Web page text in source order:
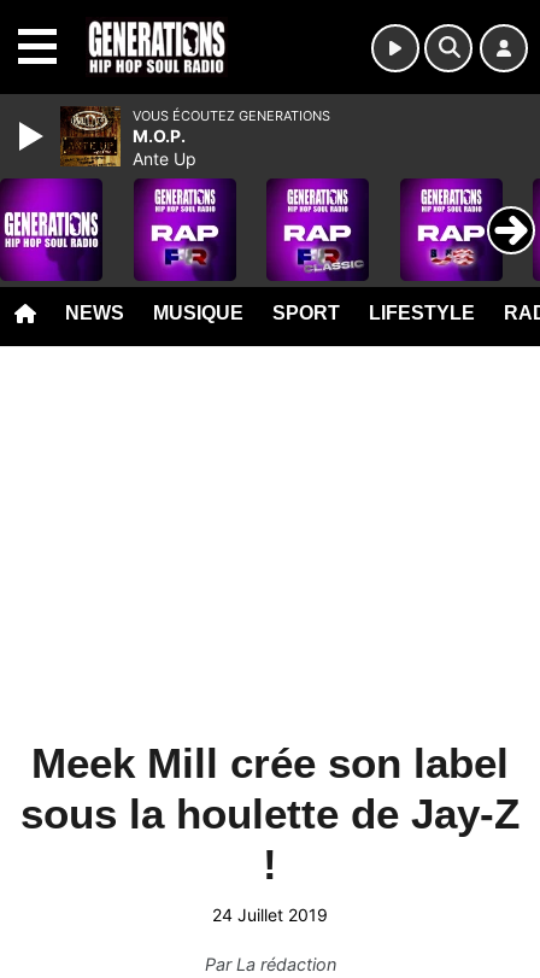
NEWS MUSIQUE SPORT LIFESTYLE
Meek Mill crée son label
sous la houlette de Jay-Z
!
24 Juillet 2019
ParLa rédaction
VOUS ÉCOUTEZ GENERATIONS
M.O.P.
Ante Up